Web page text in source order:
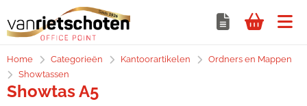
Home Categorieën Kantoorartikelen
Ordners en Mappen
Showtassen
Showtas A5